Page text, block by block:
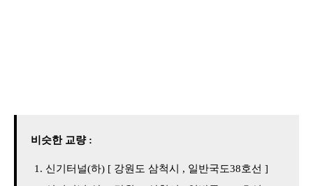
비슷한 교량 :
신기터널(하) [ 강원도 삼척시 , 일반국도38호선 ]